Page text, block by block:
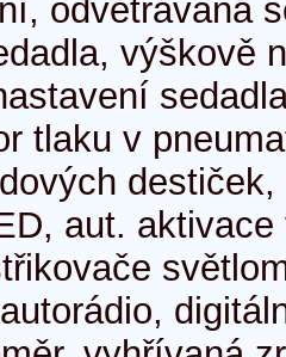
odvětrávaná
výškově
tlaku v
aut.